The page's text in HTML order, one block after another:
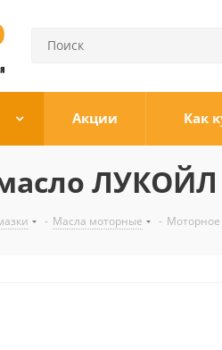
Акции Как
ЛУКОЙЛ
- Масла моторные - Моторное